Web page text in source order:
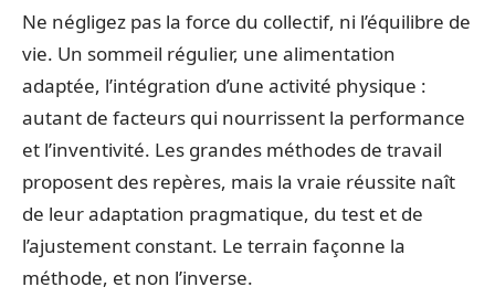
Ne négligez pas la force du collectif, ni l’équilibre de
vie. Un sommeil régulier, une alimentation
adaptée, l’intégration d’une activité physique :
autant de facteurs qui nourrissent la performance
et l’inventivité. Les grandes méthodes de travail
proposent des repères, mais la vraie réussite naît
de leur adaptation pragmatique, du test et de
l’ajustement constant. Le terrain façonne la
méthode, et non l’inverse.